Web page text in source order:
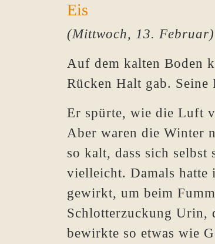
Eis
(Mittwoch, 13. Februar)
Auf dem kalten Boden
Rücken Halt gab.
Er spürte, wie die Luft
Aber waren die Winter
so kalt, dass sich
vielleicht. Damals hatte
gewirkt, um beim
Schlotterzuckung Urin,
bewirkte so etwas wie